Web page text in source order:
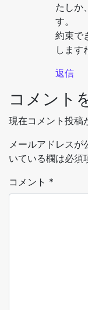
たしか
す。
約束で
します
返信
コメント
現在コメント投稿
メールアドレスが
いている欄は必須
コメント *